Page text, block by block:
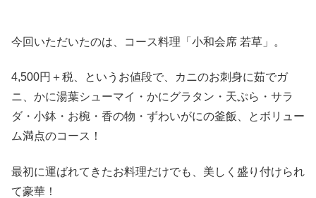
今回いただいたのは、コース料理「小和会席 若草」。
4,500円＋税、というお値段で、カニのお刺身に茹でガ
ニ、かに湯葉シューマイ・かにグラタン・天ぷら・サラ
ダ・小鉢・お椀・香の物・ずわいがにの釜飯、とボリュー
ム満点のコース！
最初に運ばれてきたお料理だけでも、美しく盛り付けられ
て豪華！